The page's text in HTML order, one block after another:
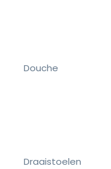
Douche
Draaistoelen